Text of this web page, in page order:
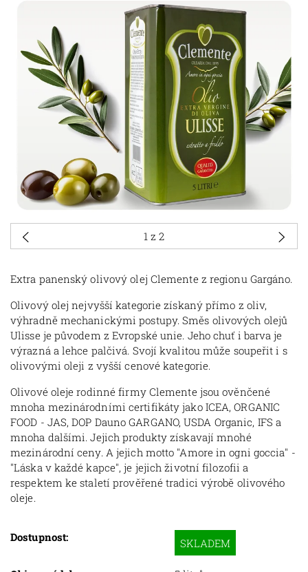
1z 2
Extra panenský olivový olej Clemente z regionu Gargáno.
Olivový olej nejvyšší kategorie získaný přímo z oliv,
výhradně mechanickými postupy. Směs olivových olejů
Ulisse je původem z Evropské unie. Jeho chuť i barva je
výrazná a lehce palčivá. Svojí kvalitou může soupeřit i s
olivovými oleji z vyšší cenové kategorie.
Olivové oleje rodinné firmy Clemente jsou ověnčené
mnoha mezinárodními certifikáty jako ICEA, ORGANIC
FOOD - JAS, DOP Dauno GARGANO, USDA Organic, IFS a
mnoha dalšími. Jejich produkty získavají mnohé
mezinárodní ceny. A jejich motto "Amore in ogni goccia" -
"Láska v každé kapce", je jejich životní filozofii a
respektem ke staletí prověřené tradici výrobě olivového
oleje.
Dostupnost: SKLADEM